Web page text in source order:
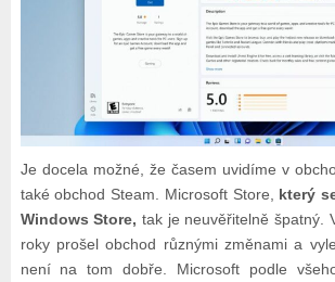
Je docela možné, že časem uvidíme v
také obchod Steam. Microsoft Store, který
Windows Store, tak je neuvěřitelně špatný.
roky prošel obchod různými změnami a
není na tom dobře. Microsoft podle